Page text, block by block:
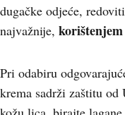
dugačke odjeće,
najvažnije,
Pri odabiru
krema sadrži zaštitu